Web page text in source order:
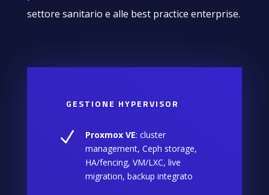
settore sanitario e alle best practice enterprise.
GESTIONE HYPERVISOR
N Proxmox VE: cluster
management, Ceph storage,
HA/fencing, VM/LXC, live
migration, backup integrato